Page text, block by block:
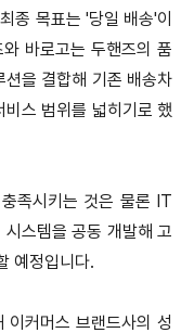
종 목표는 '당일 배송'이
바로고는 두핸즈의 품
을 결합해 기존 배송차
스 범위를 넓히기로 했
족시키는 것은 물론 IT
스템을 공동 개발해 고
예정입니다.
이커머스 브랜드사의 성